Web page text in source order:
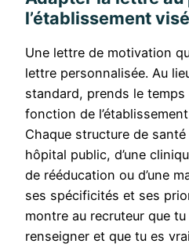
l’établissement visé
Une lettre de motivation
lettre personnalisée. Au
standard, prends le
fonction de
Chaque structure de santé
hôpital public, d’une
de rééducation ou d’une
ses spécificités et ses
montre au recruteur que
renseigner et que tu es